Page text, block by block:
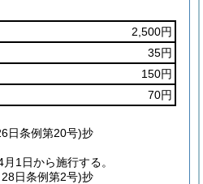
2,500円
35円
150円
70円
日条例第20号)抄
1日から施行する。
日条例第2号)抄